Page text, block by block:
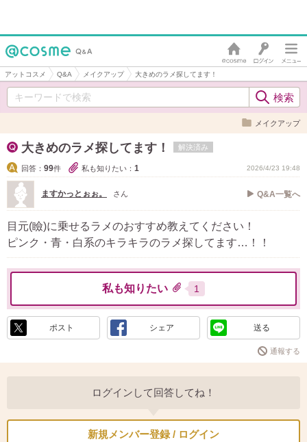
アットコスメ Q&A メイクアップ 大きめのラメ探してます！
メイクアップ
大きめのラメ探してます！ 解決済み
回答： 99件 私も知りたい： 1 2026/4/23 19:48
ますかっとぉぉ。 さん Q&A一覧へ
目元(瞼)に乗せるラメのおすすめ教えてください！
ピンク・青・白系のキラキラのラメ探してます…！！
私も知りたい 1
ポスト シェア 送る
通報する
ログインして回答してね！
新規メンバー登録 / ログイン